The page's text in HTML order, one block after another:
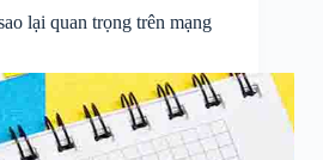
lại quan trọng trên mạng